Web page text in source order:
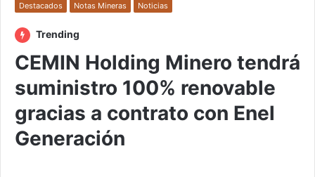
Destacados Notas Mineras Noticias
Trending
CEMIN Holding Minero tendrá
suministro 100% renovable
gracias a contrato con Enel
Generación